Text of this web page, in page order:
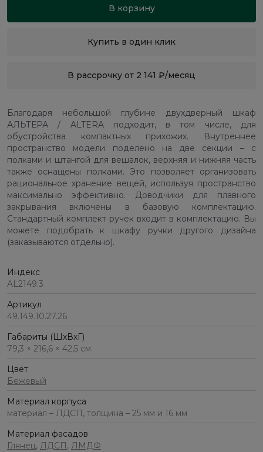
В корзину
Купить в один клик
В рассрочку от 2 141 ₽/месяц
Благодаря небольшой глубине двухдверный шкаф
АЛЬТЕРА / ALTERA подходит, в том числе, для
обустройства компактных прихожих. Внутреннее
пространство модели поделено на две секции – с
полками и штангой для вешалок, верхняя и нижняя часть
также оснащены полками. Это позволяет организовать
рациональное хранение вещей, используя пространство
максимально эффективно. Доводчики для плавного
закрывания включены в базовую комплектацию.
Стандартный комплект ручек входит в комплектацию. Вы
можете подобрать к шкафу ручки другого дизайна
(заказываются отдельно).
Индекс
AL2149.3
Артикул
49.149.10.27.26
Габариты (ШхВхГ)
79,3 × 216,6 × 42,5 см
Цвет
Бежевый
Материал корпуса
материал – ЛДСП, толщина – 25 мм и 16 мм
Материал фасадов
Глянец, ЛДСП , ЛМДФ